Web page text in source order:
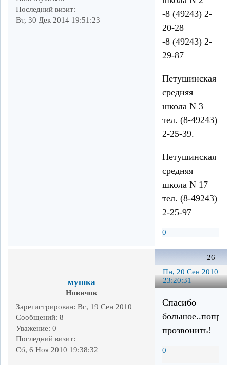
Последний визит:
Вт, 30 Дек 2014 19:51:23
-8 (49243) 2-
20-28
-8 (49243) 2-
29-87
Петушинская
средняя
школа N 3
тел. (8-49243)
2-25-39.
Петушинская
средняя
школа N 17
тел. (8-49243)
2-25-97
0
26
Пн, 20 Сен 2010
23:20:31
мушка
Новичок
Зарегистрирован: Вс, 19 Сен 2010
Сообщений: 8
Уважение: 0
Последний визит:
Сб, 6 Ноя 2010 19:38:32
Спасибо
прозвонить!
0